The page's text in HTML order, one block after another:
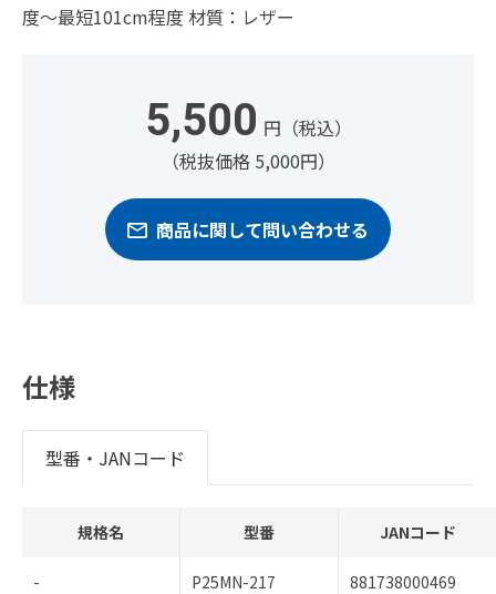
度～最短101cm程度 材質：レザー
5,500 円（税込）
（税抜価格 5,000円）
商品に関して問い合わせる
仕様
型番・JANコード
規格名 型番 JANコード
- P25MN-217 881738000469